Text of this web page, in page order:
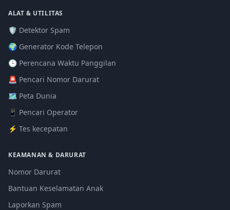
ALAT & UTILITAS
🛡️ Detektor Spam
🌍 Generator Kode Telepon
🕒 Perencana Waktu Panggilan
🚨 Pencari Nomor Darurat
🗺️ Peta Dunia
📱 Pencari Operator
⚡ Tes kecepatan
KEAMANAN & DARURAT
Nomor Darurat
Bantuan Keselamatan Anak
Laporkan Spam